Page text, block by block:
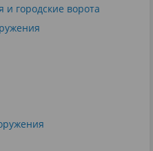
городские ворота